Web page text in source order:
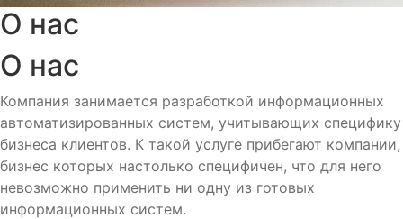
О нас
О нас
Компания занимается разработкой информационных
автоматизированных систем, учитывающих специфику
бизнеса клиентов. К такой услуге прибегают компании,
бизнес которых настолько специфичен, что для него
невозможно применить ни одну из готовых
информационных систем.